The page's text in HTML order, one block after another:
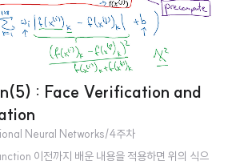
: Face Verification and
Neural Networks/4주차
이전까지 배운 내용을 적용하면 위의 식으